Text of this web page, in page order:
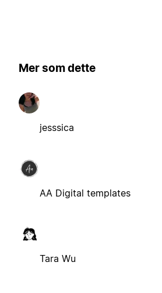
Mer som dette
jesssica
AA Digital templates
Tara Wu